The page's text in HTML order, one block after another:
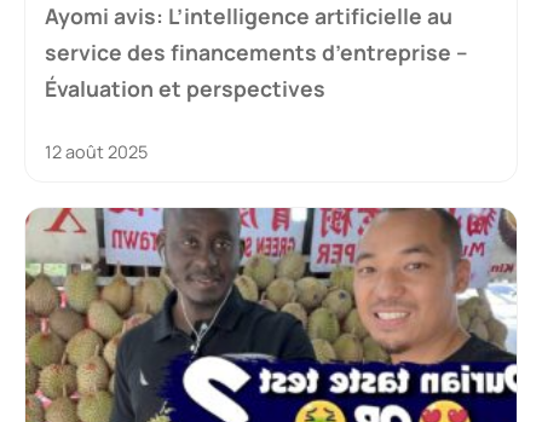
Ayomi avis: L’intelligence artificielle au
service des financements d’entreprise –
Évaluation et perspectives
12 août 2025